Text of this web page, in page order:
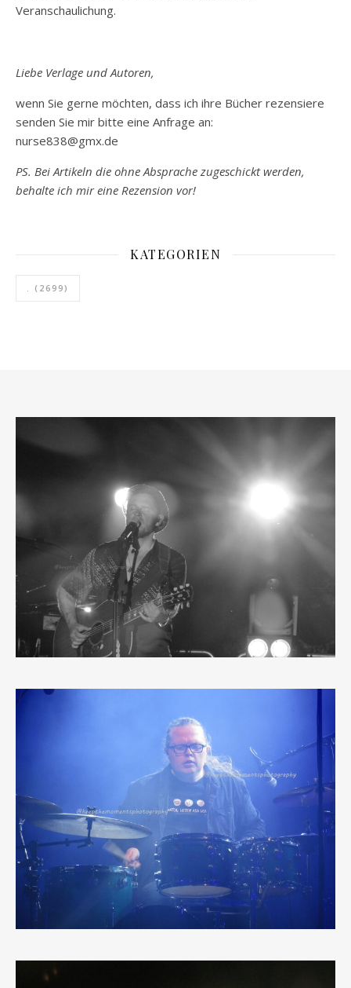
Veranschaulichung.
Liebe Verlage und Autoren,
wenn Sie gerne möchten, dass ich ihre Bücher rezensiere
senden Sie mir bitte eine Anfrage an:
nurse838@gmx.de
PS. Bei Artikeln die ohne Absprache zugeschickt werden,
behalte ich mir eine Rezension vor!
KATEGORIEN
. (2699)